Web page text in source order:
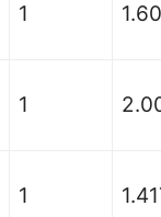
1
1
1